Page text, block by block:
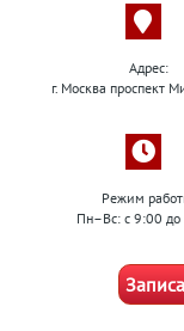
Адрес:
г. Москва проспект
Режим
Пн–Вс: с 9:00